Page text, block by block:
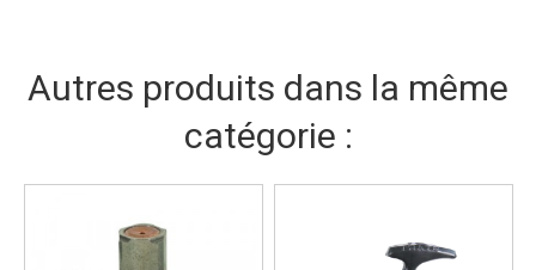
Autres produits dans la même
catégorie :